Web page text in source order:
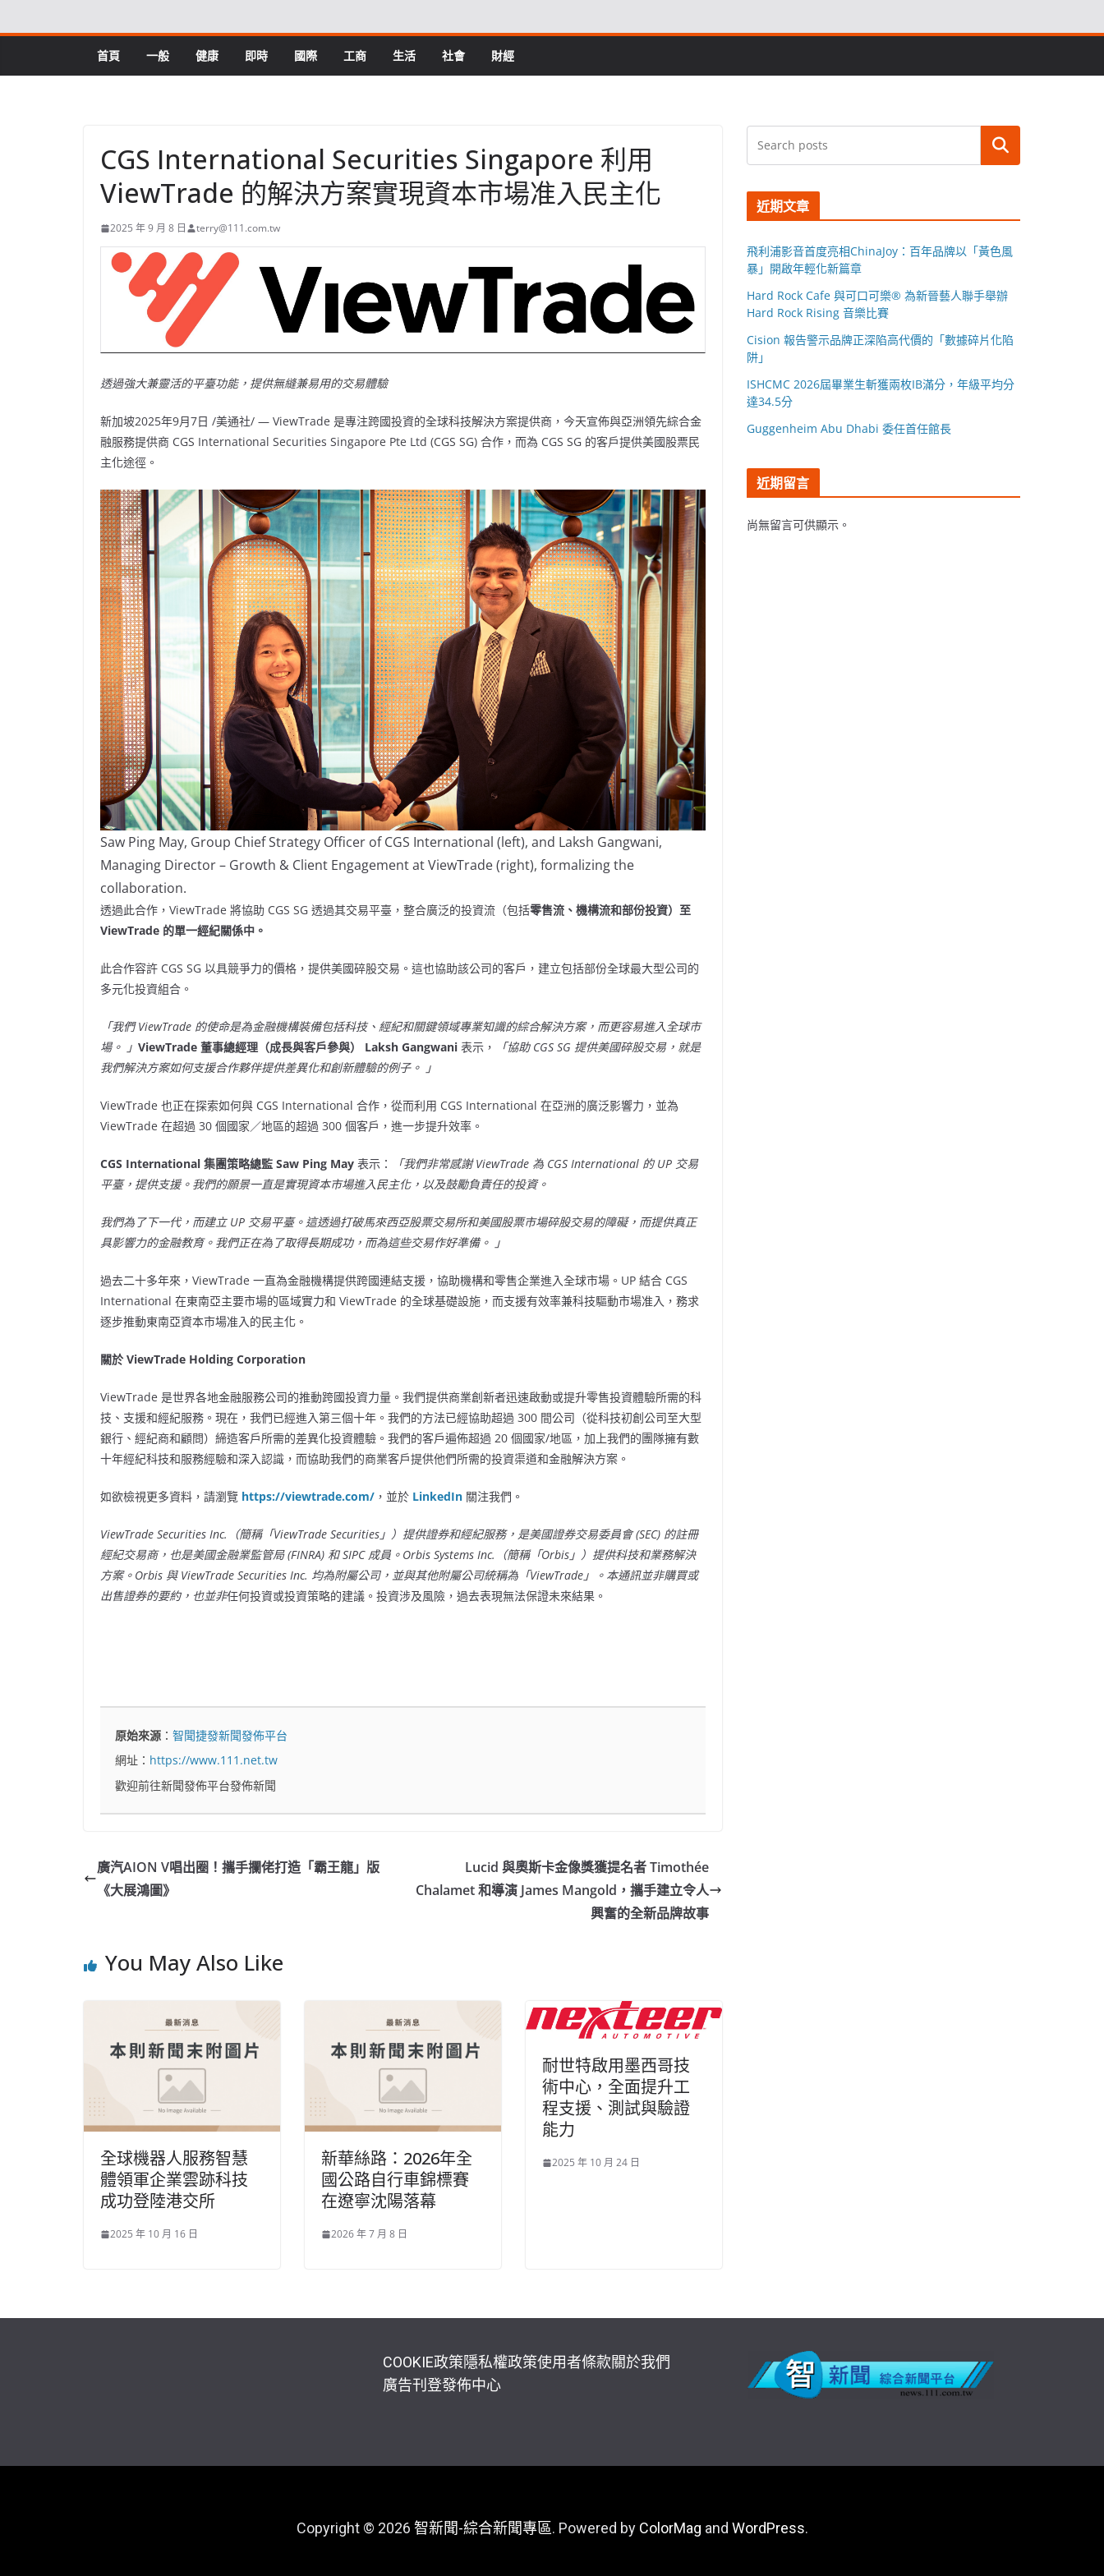
to
首頁 一般 健康 即時 國際 工商 生活 社會 財經
CGS International Securities Singapore 利用
ViewTrade 的解決方案實現資本市場准入民主化
2025 年 9 月 8 日 terry@111.com.tw
透過強大兼靈活的平臺功能，提供無縫兼易用的交易體驗
新加坡2025年9月7日 /美通社/ — ViewTrade 是專注跨國投資的全球科技解決方案提供商，今天宣佈與亞洲領先綜合金
融服務提供商 CGS International Securities Singapore Pte Ltd (CGS SG) 合作，而為 CGS SG 的客戶提供美國股票民
主化途徑。
Saw Ping May, Group Chief Strategy Officer of CGS International (left), and Laksh Gangwani,
Managing Director – Growth & Client Engagement at ViewTrade (right), formalizing the
collaboration.
透過此合作，ViewTrade 將協助 CGS SG 透過其交易平臺，整合廣泛的投資流（包括零售流、機構流和部份投資）至
ViewTrade 的單一經紀關係中。
此合作容許 CGS SG 以具競爭力的價格，提供美國碎股交易。這也協助該公司的客戶，建立包括部份全球最大型公司的
多元化投資組合。
「我們 ViewTrade 的使命是為金融機構裝備包括科技、經紀和關鍵領域專業知識的綜合解決方案，而更容易進入全球市
場。 」 ViewTrade 董事總經理（成長與客戶參與） Laksh Gangwani 表示，
「協助 CGS SG 提供美國碎股交易，就是
我們解決方案如何支援合作夥伴提供差異化和創新體驗的例子。 」
ViewTrade 也正在探索如何與 CGS International 合作，從而利用 CGS International 在亞洲的廣泛影響力，並為
ViewTrade 在超過 30 個國家／地區的超過 300 個客戶，進一步提升效率。
CGS International 集團策略總監 Saw Ping May 表示：
「我們非常感謝 ViewTrade 為 CGS International 的 UP 交易
平臺，提供支援。我們的願景一直是實現資本市場進入民主化，以及鼓勵負責任的投資。
我們為了下一代，而建立 UP 交易平臺。這透過打破馬來西亞股票交易所和美國股票市場碎股交易的障礙，而提供真正
具影響力的金融教育。我們正在為了取得長期成功，而為這些交易作好準備。 」
過去二十多年來，ViewTrade 一直為金融機構提供跨國連結支援，協助機構和零售企業進入全球市場。UP 結合 CGS
International 在東南亞主要市場的區域實力和 ViewTrade 的全球基礎設施，而支援有效率兼科技驅動市場准入，務求
逐步推動東南亞資本市場准入的民主化。
關於 ViewTrade Holding Corporation
ViewTrade 是世界各地金融服務公司的推動跨國投資力量。我們提供商業創新者迅速啟動或提升零售投資體驗所需的科
技、支援和經紀服務。現在，我們已經進入第三個十年。我們的方法已經協助超過 300 間公司（從科技初創公司至大型
銀行、經紀商和顧問）締造客戶所需的差異化投資體驗。我們的客戶遍佈超過 20 個國家/地區，加上我們的團隊擁有數
十年經紀科技和服務經驗和深入認識，而協助我們的商業客戶提供他們所需的投資渠道和金融解決方案。
如欲檢視更多資料，請瀏覽 https://viewtrade.com/ ，並於 LinkedIn 關注我們。
ViewTrade Securities Inc.（簡稱「ViewTrade Securities」）提供證券和經紀服務，是美國證券交易委員會 (SEC) 的註冊
經紀交易商，也是美國金融業監管局 (FINRA) 和 SIPC 成員。Orbis Systems Inc.（簡稱「Orbis」）提供科技和業務解決
方案。Orbis 與 ViewTrade Securities Inc. 均為附屬公司，並與其他附屬公司統稱為「ViewTrade」。本通訊並非購買或
出售證券的要約，也並非任何投資或投資策略的建議。投資涉及風險，過去表現無法保證未來結果。
原始來源 ：智聞捷發新聞發佈平台
網址： https://www.111.net.tw
歡迎前往新聞發佈平台發佈新聞
廣汽AION V唱出圈！攜手攔佬打造「霸王龍」版
《大展鴻圖》
Lucid 與奧斯卡金像獎獲提名者 Timothée
Chalamet 和導演 James Mangold，攜手建立令人
興奮的全新品牌故事
You May Also Like
全球機器人服務智慧
體領軍企業雲跡科技
成功登陸港交所
2025 年 10 月 16 日
新華絲路：2026年全
國公路自行車錦標賽
在遼寧沈陽落幕
2026 年 7 月 8 日
耐世特啟用墨西哥技
術中心，全面提升工
程支援、測試與驗證
能力
2025 年 10 月 24 日
搜尋
近期文章
飛利浦影音首度亮相ChinaJoy：百年品牌以「黃色風
暴」開啟年輕化新篇章
Hard Rock Cafe 與可口可樂® 為新晉藝人聯手舉辦
Hard Rock Rising 音樂比賽
Cision 報告警示品牌正深陷高代價的「數據碎片化陷
阱」
ISHCMC 2026屆畢業生斬獲兩枚IB滿分，年級平均分
達34.5分
Guggenheim Abu Dhabi 委任首任館長
近期留言
尚無留言可供顯示。
COOKIE政策隱私權政策使用者條款關於我們
廣告刊登發佈中心
Copyright © 2026 智新聞-綜合新聞專區. Powered by ColorMag and WordPress.